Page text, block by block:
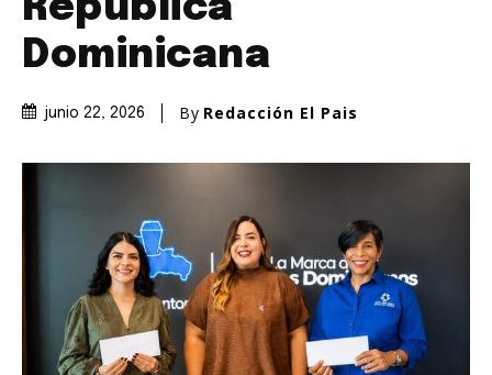
República
Dominicana
junio 22, 2026 By Redacción El Pais